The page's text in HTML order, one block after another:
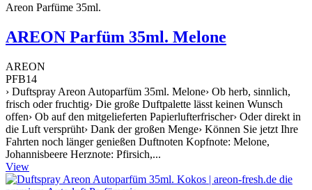
Areon Parfüme 35ml.
AREON Parfüm 35ml. Melone
AREON
PFB14
› Duftspray Areon Autoparfüm 35ml. Melone› Ob herb, sinnlich,
frisch oder fruchtig› Die große Duftpalette lässt keinen Wunsch
offen› Ob auf den mitgelieferten Papierlufterfrischer› Oder direkt in
die Luft versprüht› Dank der großen Menge› Können Sie jetzt Ihre
Fahrten noch länger genießen Duftnoten Kopfnote: Melone,
Johannisbeere Herznote: Pfirsich,...
View